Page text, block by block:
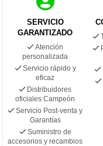
SERVICIO
GARANTIZADO
Atención
personalizada
Servicio rápido y
eficaz
Distribuidores
oficiales Campeón
Servicio Post-venta y
Garantías
Suministro de
accesorios y recambios